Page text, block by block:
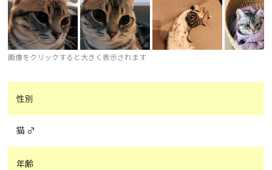
画像をクリックすると大きく表示されます
性別
猫 ♂
年齢